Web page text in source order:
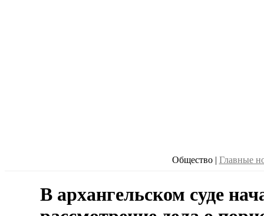
Общество | Главные
В архангельском суде